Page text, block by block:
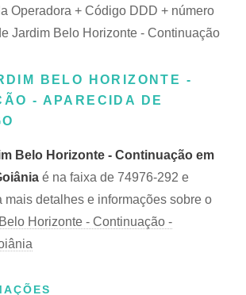
Operadora + Código DDD + número
Jardim Belo Horizonte - Continuação
BELO HORIZONTE -
- APARECIDA DE
Belo Horizonte - Continuação em
é na faixa de 74976-292 e
mais detalhes e informações sobre o
Horizonte - Continuação -